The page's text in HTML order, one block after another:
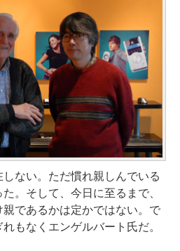
ない。ただ慣れ親しんでいる
。そして、今日に至るまで、
であるかは定かではない。で
もなくエンゲルバート氏だ。